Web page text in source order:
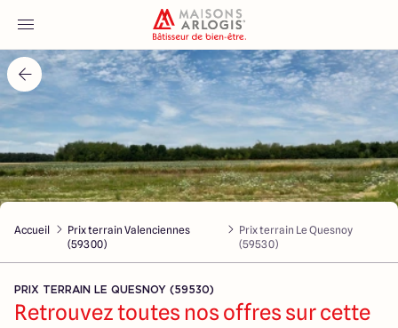
Accueil
Nos maisons
Nos annonces
Votre projet
Qui sommes-nous
Accueil
Prix terrain Valenciennes
(59300)
Prix terrain Le Quesnoy
(59530)
PRIX TERRAIN LE QUESNOY (59530)
Retrouvez toutes nos offres sur cette